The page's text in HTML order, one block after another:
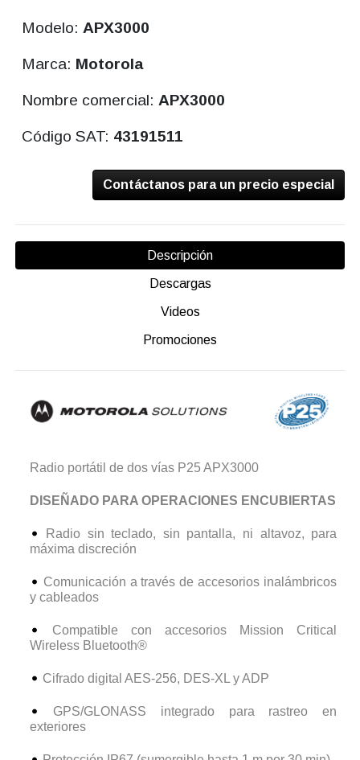
Modelo: APX3000
Marca: Motorola
Nombre comercial: APX3000
Código SAT: 43191511
Contáctanos para un precio especial
Descripción
Descargas
Videos
Promociones
Radio portátil de dos vías P25 APX3000
DISEÑADO PARA OPERACIONES ENCUBIERTAS
Radio sin teclado, sin pantalla, ni altavoz, para
máxima discreción
Comunicación a través de accesorios inalámbricos
y cableados
Compatible con accesorios Mission Critical
Wireless Bluetooth®
Cifrado digital AES-256, DES-XL y ADP
GPS/GLONASS integrado para rastreo en
exteriores